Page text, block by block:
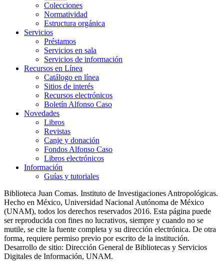
Colecciones
Normatividad
Estructura orgánica
Servicios
Préstamos
Servicios en sala
Servicios de información
Recursos en Línea
Catálogo en línea
Sitios de interés
Recursos electrónicos
Boletín Alfonso Caso
Novedades
Libros
Revistas
Canje y donación
Fondos Alfonso Caso
Libros electrónicos
Información
Guías y tutoriales
Biblioteca Juan Comas. Instituto de Investigaciones Antropológicas.
Hecho en México, Universidad Nacional Autónoma de México
(UNAM), todos los derechos reservados 2016. Esta página puede
ser reproducida con fines no lucrativos, siempre y cuando no se
mutile, se cite la fuente completa y su dirección electrónica. De otra
forma, requiere permiso previo por escrito de la institución.
Desarrollo de sitio: Dirección General de Bibliotecas y Servicios
Digitales de Información, UNAM.